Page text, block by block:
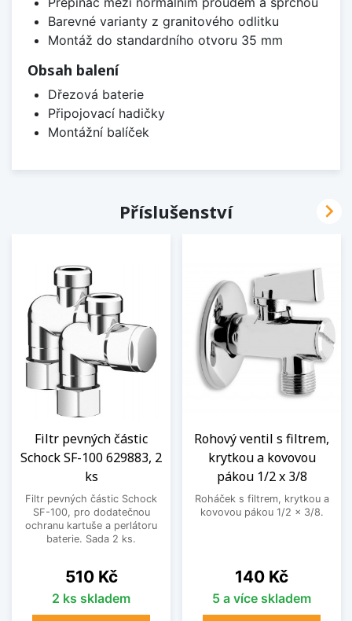
Barevné varianty z granitového odlitku
Montáž do standardního otvoru 35 mm
Obsah balení
Dřezová baterie
Připojovací hadičky
Montážní balíček
Příslušenství
Filtr pevných částic
Schock SF-100 629883, 2
ks
Filtr pevných částic Schock
SF-100, pro dodatečnou
ochranu kartuše a perlátoru
baterie. Sada 2 ks.
Cena
510 Kč
2 ks skladem
Rohový ventil s filtrem,
krytkou a kovovou
pákou 1/2 x 3/8
Roháček s filtrem, krytkou a
kovovou pákou 1/2 x 3/8.
Cena
140 Kč
5 a více skladem
